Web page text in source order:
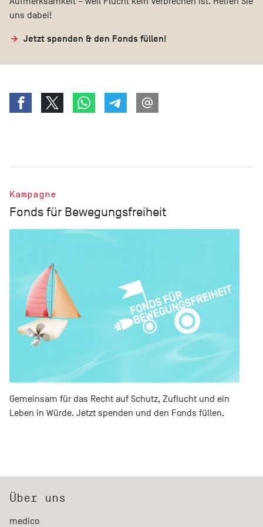
uns dabei!
Jetzt spenden & den Fonds füllen!
Kampagne
Fonds für Bewegungsfreiheit
Gemeinsam für das Recht auf Schutz, Zuflucht und ein
Leben in Würde. Jetzt spenden und den Fonds füllen.
Über uns
medico